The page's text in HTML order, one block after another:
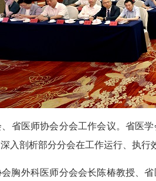
医师协会分会工作会议。省医学
入剖析部分分会在工作运行、执
外科医师分会会长陈椿教授、省